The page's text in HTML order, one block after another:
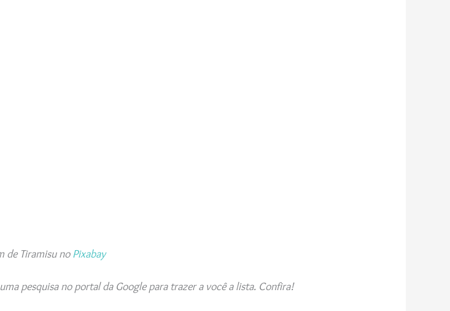
de Tiramisu noPixabay
pesquisa no portal da Google para trazer a você a lista. Confira!